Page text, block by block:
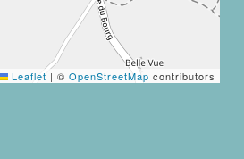
Leaflet | ©OpenStreetMap contributors